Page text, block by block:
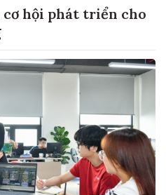
cơ hội phát triển cho